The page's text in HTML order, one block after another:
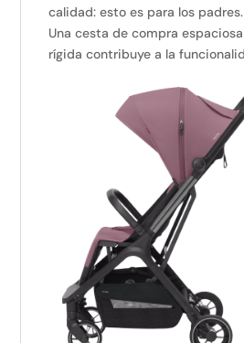
calidad: esto es para los padres.
Una cesta de compra
rígida contribuye a la